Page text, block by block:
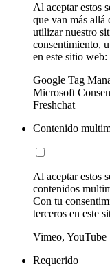
Al aceptar estos
que van más allá
utilizar nuestro
consentimiento,
en este sitio web:
Google Tag
Microsoft
Freshchat
Contenido
Al aceptar estos
contenidos
Con tu
terceros en este
Vimeo, YouTube
Requerido